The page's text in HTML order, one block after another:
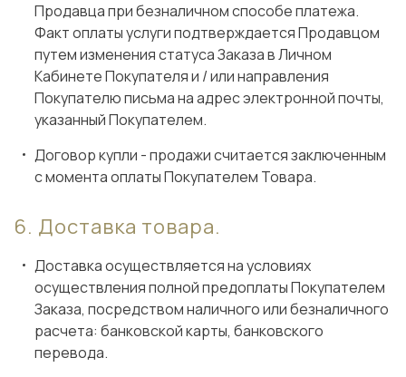
Продавца при безналичном способе платежа.
Факт оплаты услуги подтверждается Продавцом
путем изменения статуса Заказа в Личном
Кабинете Покупателя и / или направления
Покупателю письма на адрес электронной почты,
указанный Покупателем.
Договор купли - продажи считается заключенным
с момента оплаты Покупателем Товара.
Доставка товара.
Доставка осуществляется на условиях
осуществления полной предоплаты Покупателем
Заказа, посредством наличного или безналичного
расчета: банковской карты, банковского
перевода.